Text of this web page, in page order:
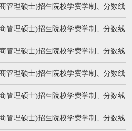
管理硕士)招生院校学费学制、分数线
管理硕士)招生院校学费学制、分数线
管理硕士)招生院校学费学制、分数线
管理硕士)招生院校学费学制、分数线
管理硕士)招生院校学费学制、分数线
管理硕士)招生院校学费学制、分数线